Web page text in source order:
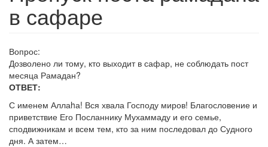
в сафаре
Вопрос:
Дозволено ли тому, кто выходит в сафар, не соблюдать пост
месяца Рамадан?
ОТВЕТ:
С именем Аллаhа! Вся хвала Господу миров! Благословение и
приветствие Его Посланнику Мухаммаду и его семье,
сподвижникам и всем тем, кто за ним последовал до Судного
дня. А затем…